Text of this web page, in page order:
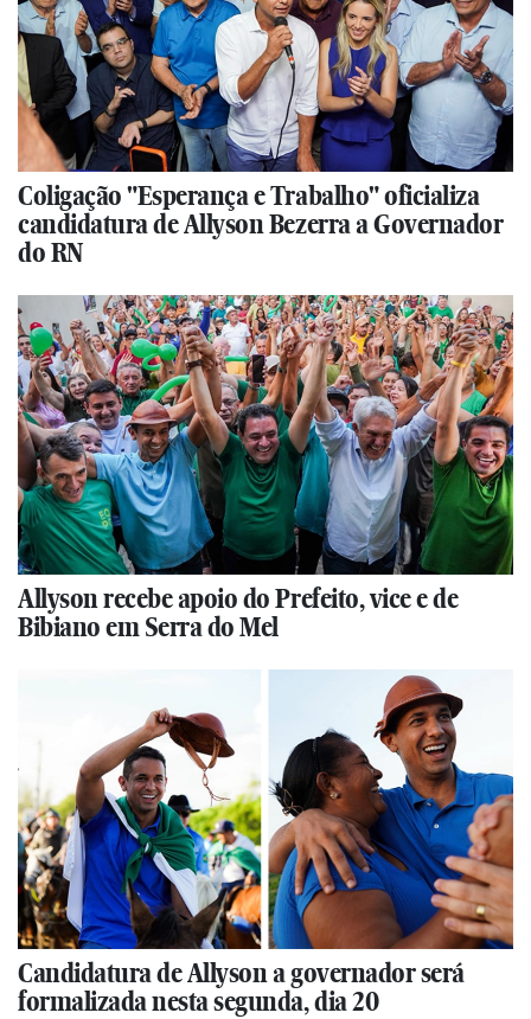
Coligação "Esperança e Trabalho" oficializa
candidatura de Allyson Bezerra a Governador
do RN
Allyson recebe apoio do Prefeito, vice e de
Bibiano em Serra do Mel
Candidatura de Allyson a governador será
formalizada nesta segunda, dia 20